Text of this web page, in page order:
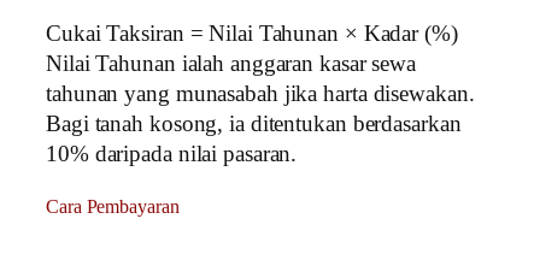
Cukai Taksiran = Nilai Tahunan × Kadar (%)
Nilai Tahunan ialah anggaran kasar sewa
tahunan yang munasabah jika harta disewakan.
Bagi tanah kosong, ia ditentukan berdasarkan
10% daripada nilai pasaran.
Cara Pembayaran